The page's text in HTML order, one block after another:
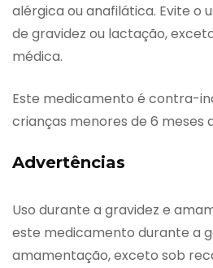
alérgica ou anafilática. Evite o
de gravidez ou lactação,
médica.
Este medicamento é contra-
crianças menores de 6 meses
Advertências
Uso durante a gravidez e
este medicamento durante a
amamentação, exceto sob